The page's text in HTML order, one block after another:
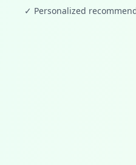
✓ Personalized